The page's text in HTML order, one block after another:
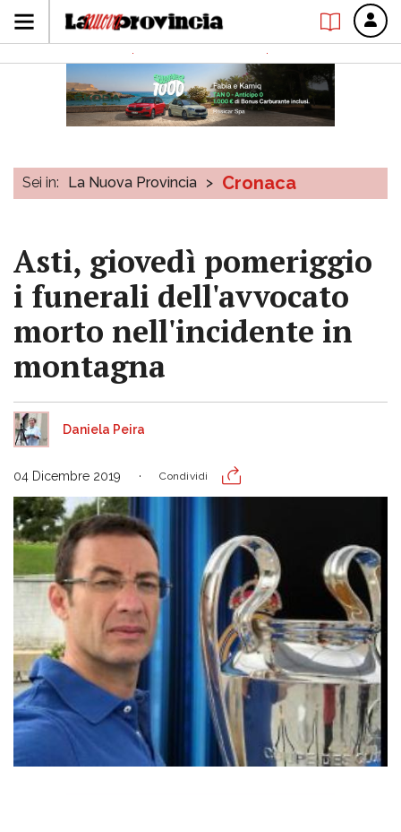
Sei in: La Nuova Provincia > Cronaca
Asti, giovedì pomeriggio
i funerali dell'avvocato
morto nell'incidente in
montagna
Daniela Peira
04 Dicembre 2019 Condividi